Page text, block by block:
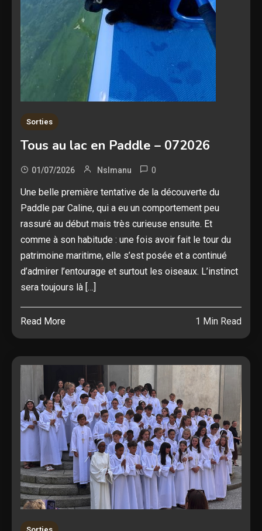
Sorties
Tous au lac en Paddle – 072026
01/07/2026 Nslmanu 0
Une belle première tentative de la découverte du
Paddle par Caline, qui a eu un comportement peu
rassuré au début mais très curieuse ensuite. Et
comme à son habitude : une fois avoir fait le tour du
patrimoine maritime, elle s’est posée et a continué
d’admirer l’entourage et surtout les oiseaux. L’instinct
sera toujours là […]
Read More 1 Min Read